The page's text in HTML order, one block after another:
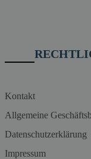
Kontakt
Allgemeine
Datenschutzerklärung
Impressum